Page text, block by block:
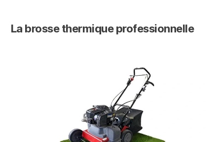
La brosse thermique professionnelle